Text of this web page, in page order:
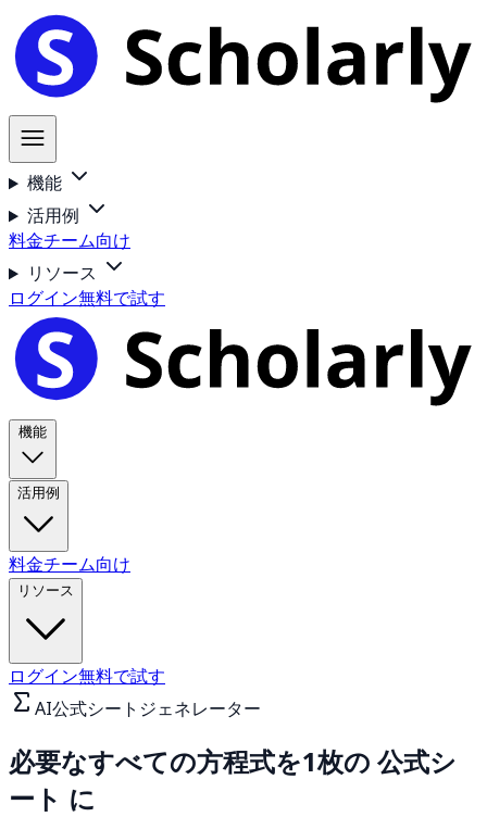
機能
活用例
料金チーム向け
リソース
ログイン無料で試す
機能
活用例
料金チーム向け
リソース
ログイン無料で試す
AI公式シートジェネレーター
必要なすべての方程式を1枚の 公式シ
ート に